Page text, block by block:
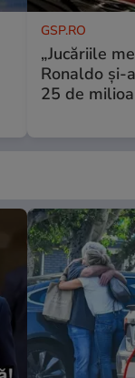
GSP.RO
„Jucăriile
Ronaldo și-
25 de